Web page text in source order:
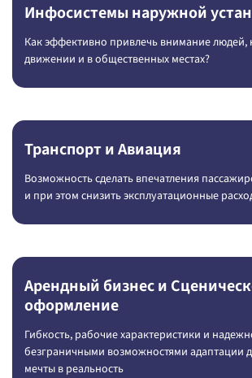
Инфосистемы наружной
Как эффективно привлечь внимание людей,
движении и в общественных местах?
Транспорт и Авиация
Возможность сделать впечатления
и при этом снизить эксплуатационные
Арендный бизнес и
оформление
Гибкость, рабочие характеристики и
безграничными возможностями адаптации
мечты в реальность